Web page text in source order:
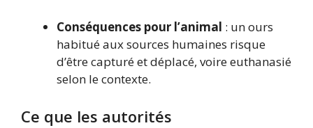
Conséquences pour l’animal : un ours
habitué aux sources humaines risque
d’être capturé et déplacé, voire euthanasié
selon le contexte.
Ce que les autorités